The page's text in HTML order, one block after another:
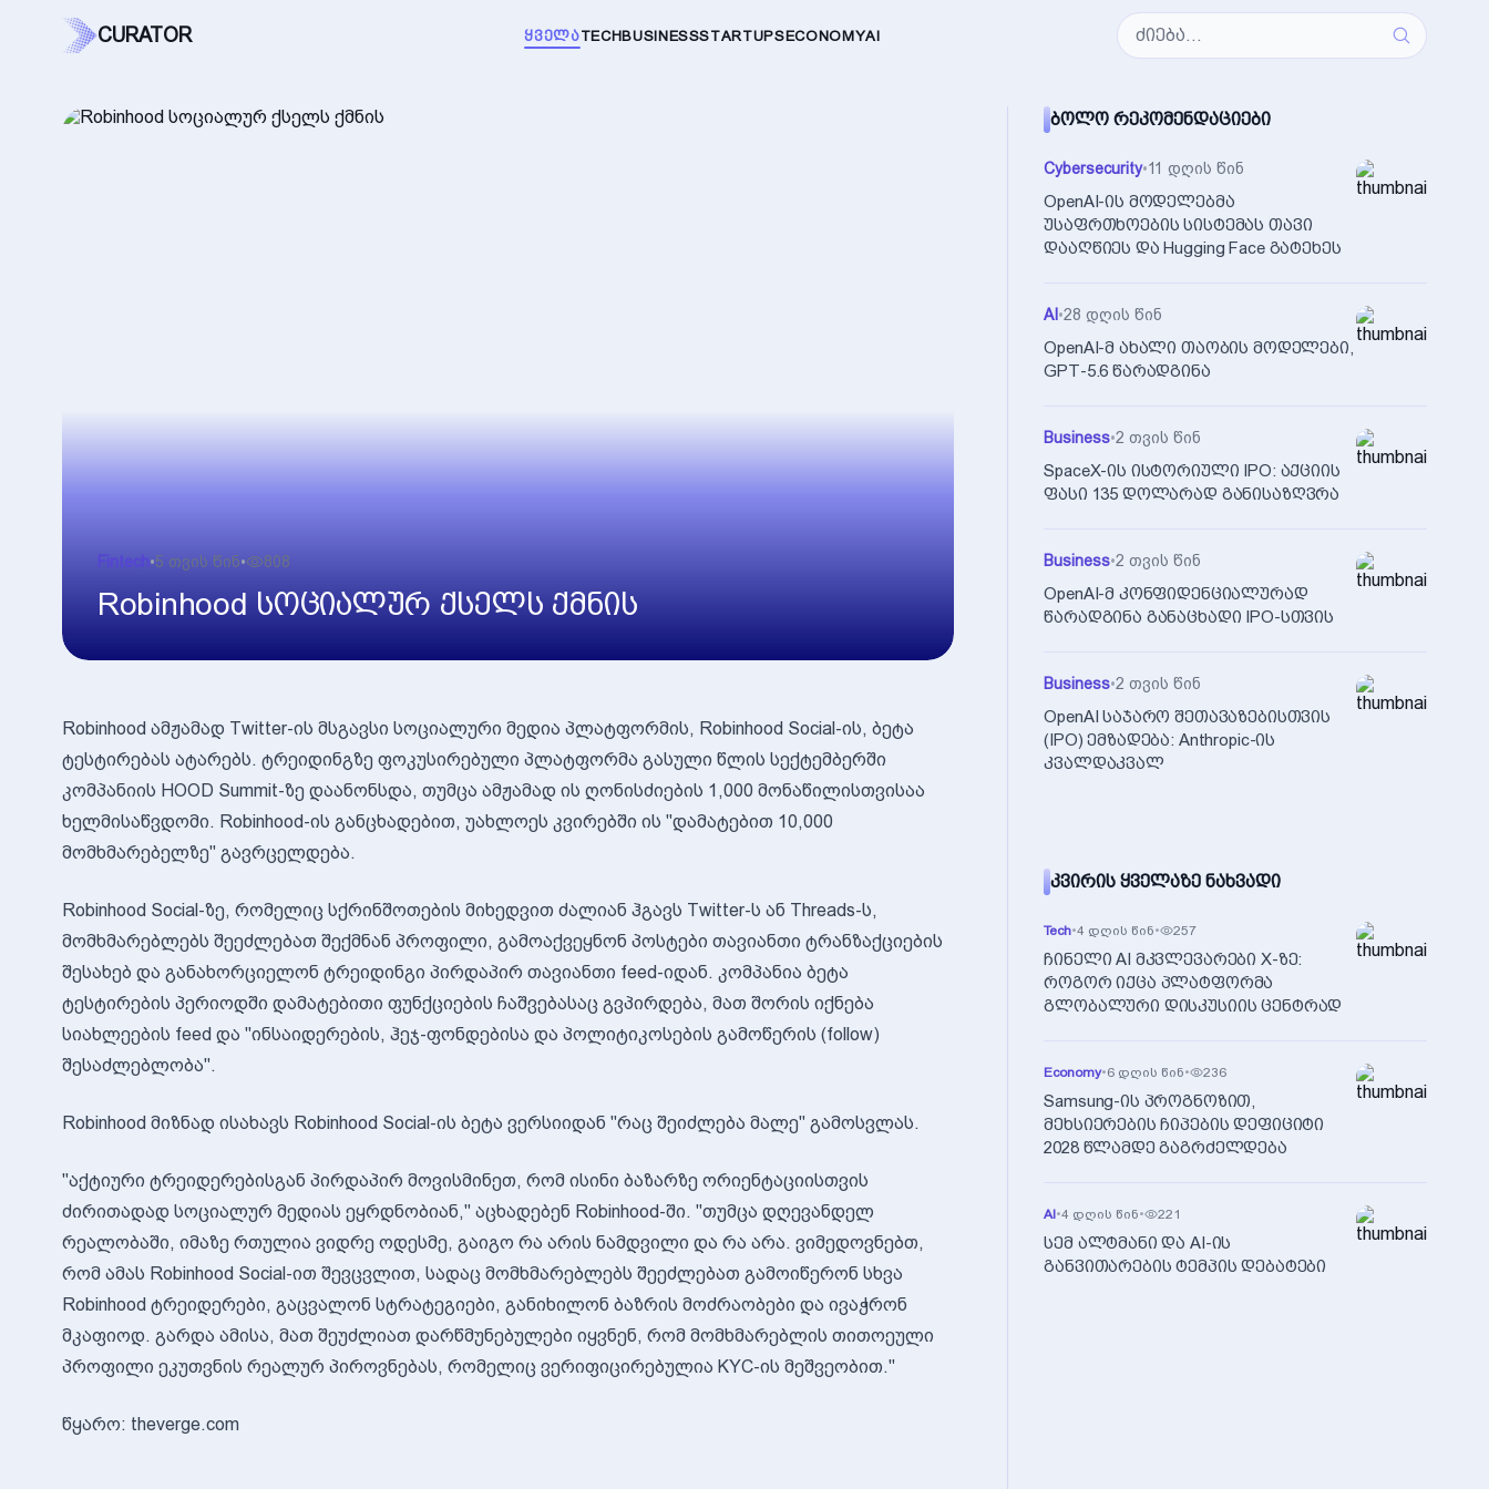
CURATOR ᲧᲕᲔᲚᲐTECHBUSINESSSTARTUPSECONOMYAI
Fintech •5 თვის წინ• 808
Robinhood სოციალურ ქსელს ქმნის
Robinhood ამჟამად Twitter-ის მსგავსი სოციალური მედია პლატფორმის, Robinhood Social-ის, ბეტა
ტესტირებას ატარებს. ტრეიდინგზე ფოკუსირებული პლატფორმა გასული წლის სექტემბერში
კომპანიის HOOD Summit-ზე დაანონსდა, თუმცა ამჟამად ის ღონისძიების 1,000 მონაწილისთვისაა
ხელმისაწვდომი. Robinhood-ის განცხადებით, უახლოეს კვირებში ის "დამატებით 10,000
მომხმარებელზე" გავრცელდება.
Robinhood Social-ზე, რომელიც სქრინშოთების მიხედვით ძალიან ჰგავს Twitter-ს ან Threads-ს,
მომხმარებლებს შეეძლებათ შექმნან პროფილი, გამოაქვეყნონ პოსტები თავიანთი ტრანზაქციების
შესახებ და განახორციელონ ტრეიდინგი პირდაპირ თავიანთი feed-იდან. კომპანია ბეტა
ტესტირების პერიოდში დამატებითი ფუნქციების ჩაშვებასაც გვპირდება, მათ შორის იქნება
სიახლეების feed და "ინსაიდერების, ჰეჯ-ფონდებისა და პოლიტიკოსების გამოწერის (follow)
შესაძლებლობა".
Robinhood მიზნად ისახავს Robinhood Social-ის ბეტა ვერსიიდან "რაც შეიძლება მალე" გამოსვლას.
"აქტიური ტრეიდერებისგან პირდაპირ მოვისმინეთ, რომ ისინი ბაზარზე ორიენტაციისთვის
ძირითადად სოციალურ მედიას ეყრდნობიან," აცხადებენ Robinhood-ში. "თუმცა დღევანდელ
რეალობაში, იმაზე რთულია ვიდრე ოდესმე, გაიგო რა არის ნამდვილი და რა არა. ვიმედოვნებთ,
რომ ამას Robinhood Social-ით შევცვლით, სადაც მომხმარებლებს შეეძლებათ გამოიწერონ სხვა
Robinhood ტრეიდერები, გაცვალონ სტრატეგიები, განიხილონ ბაზრის მოძრაობები და ივაჭრონ
მკაფიოდ. გარდა ამისა, მათ შეუძლიათ დარწმუნებულები იყვნენ, რომ მომხმარებლის თითოეული
პროფილი ეკუთვნის რეალურ პიროვნებას, რომელიც ვერიფიცირებულია KYC-ის მეშვეობით."
წყარო: theverge.com
ᲑᲝᲚᲝ ᲠᲔᲙᲝᲛᲔᲜᲓᲐᲪᲘᲔᲑᲘ
Cybersecurity•11 დღის წინ
OpenAI-ის მოდელებმა
უსაფრთხოების სისტემას თავი
დააღწიეს და Hugging Face გატეხეს
AI •28 დღის წინ
OpenAI-მ ახალი თაობის მოდელები,
GPT-5.6 წარადგინა
Business•2 თვის წინ
SpaceX-ის ისტორიული IPO: აქციის
ფასი 135 დოლარად განისაზღვრა
Business•2 თვის წინ
OpenAI-მ კონფიდენციალურად
წარადგინა განაცხადი IPO-სთვის
Business•2 თვის წინ
OpenAI საჯარო შეთავაზებისთვის
(IPO) ემზადება: Anthropic-ის
კვალდაკვალ
ᲙᲕᲘᲠᲘᲡ ᲧᲕᲔᲚᲐᲖᲔ ᲜᲐᲮᲕᲐᲓᲘ
Tech•4 დღის წინ• 257
ჩინელი AI მკვლევარები X-ზე:
როგორ იქცა პლატფორმა
გლობალური დისკუსიის ცენტრად
Economy•6 დღის წინ• 236
Samsung-ის პროგნოზით,
მეხსიერების ჩიპების დეფიციტი
2028 წლამდე გაგრძელდება
AI•4 დღის წინ• 221
სემ ალტმანი და AI-ის
განვითარების ტემპის დებატები